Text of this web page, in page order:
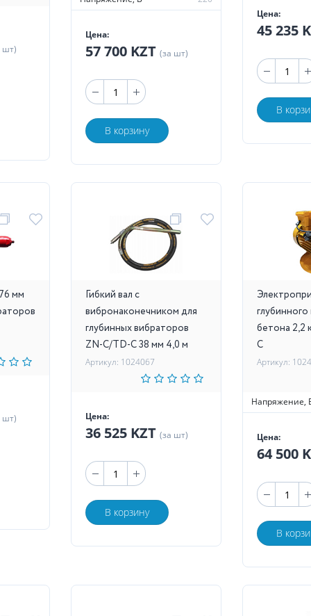
шт)
Цена:
57 700 KZT (за шт)
В корзину
Цена:
45 235
В
мм
шт)
Гибкий вал с
вибронаконечником для
глубинных вибраторов
ZN-C/TD-C 38 мм 4,0 м
Артикул: 1024067
Цена:
36 525 KZT (за шт)
В корзину
бетона 2,2
C
Артикул:
Напряжение,
Цена:
64 500
В